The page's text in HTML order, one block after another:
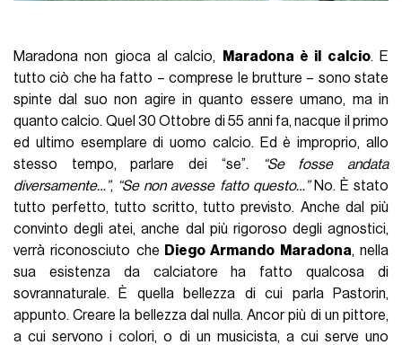
Maradona non gioca al calcio, Maradona è il calcio. E
tutto ciò che ha fatto – comprese le brutture – sono state
spinte dal suo non agire in quanto essere umano, ma in
quanto calcio. Quel 30 Ottobre di 55 anni fa, nacque il primo
ed ultimo esemplare di uomo calcio. Ed è improprio, allo
stesso tempo, parlare dei “se”.
“Se fosse andata
diversamente…”, “Se non avesse fatto questo…”No. È stato
tutto perfetto, tutto scritto, tutto previsto. Anche dal più
convinto degli atei, anche dal più rigoroso degli agnostici,
verrà riconosciuto che Diego Armando Maradona, nella
sua esistenza da calciatore ha fatto qualcosa di
sovrannaturale. È quella bellezza di cui parla Pastorin,
appunto. Creare la bellezza dal nulla. Ancor più di un pittore,
a cui servono i colori, o di un musicista, a cui serve uno